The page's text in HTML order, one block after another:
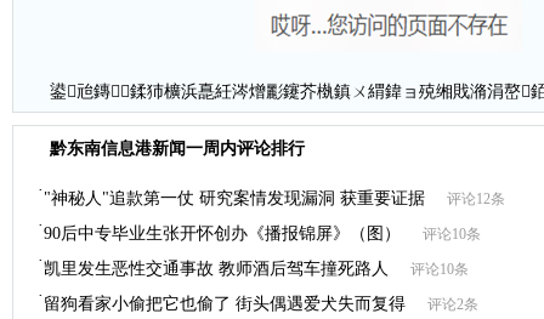
鍙兘鏄鍒犻櫎浜嗭紝涔熷彲鑳芥槸鎮ㄨ緭鍏ョ殑缃戝潃涓嶅
黔东南信息港新闻一周内评论排行
· "神秘人"追款第一仗 研究案情发现漏洞 获重要证据 评论12条
·90后中专毕业生张开怀创办《播报锦屏》（图） 评论10条
·凯里发生恶性交通事故 教师酒后驾车撞死路人 评论10条
· 留狗看家小偷把它也偷了 街头偶遇爱犬失而复得 评论2条